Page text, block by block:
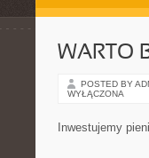
WARTO
POSTED BY
WYŁĄCZONA
Inwestujemy